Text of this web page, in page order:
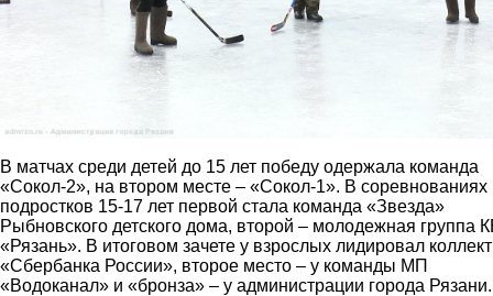
В матчах среди детей до 15 лет победу одержала команда
«Сокол-2», на втором месте – «Сокол-1». В соревнованиях
подростков 15-17 лет первой стала команда «Звезда»
Рыбновского детского дома, второй – молодежная группа
«Рязань». В итоговом зачете у взрослых лидировал
«Сбербанка России», второе место – у команды МП
«Водоканал» и «бронза» – у администрации города Рязани.